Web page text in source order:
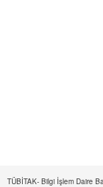
TÜBİTAK- Bilgi İşlem Daire